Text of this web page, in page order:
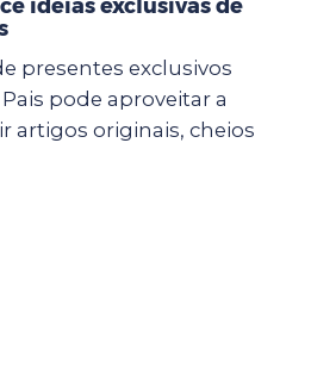
ideias exclusivas de
presentes exclusivos
pode aproveitar a
artigos originais, cheios